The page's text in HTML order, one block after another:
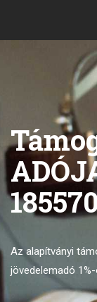
Az alapítványi
jövedelemadó